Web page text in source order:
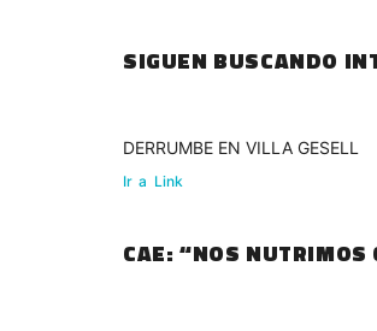
SIGUEN BUSCANDO
DERRUMBE EN VILLA GESELL
Ir a Link
CAE: “NOS NUTRIMOS